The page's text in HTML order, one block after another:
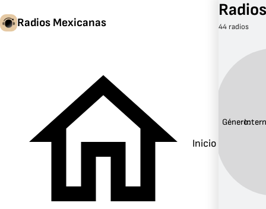
Radios Mexicanas
Inicio
44 radios
Género: